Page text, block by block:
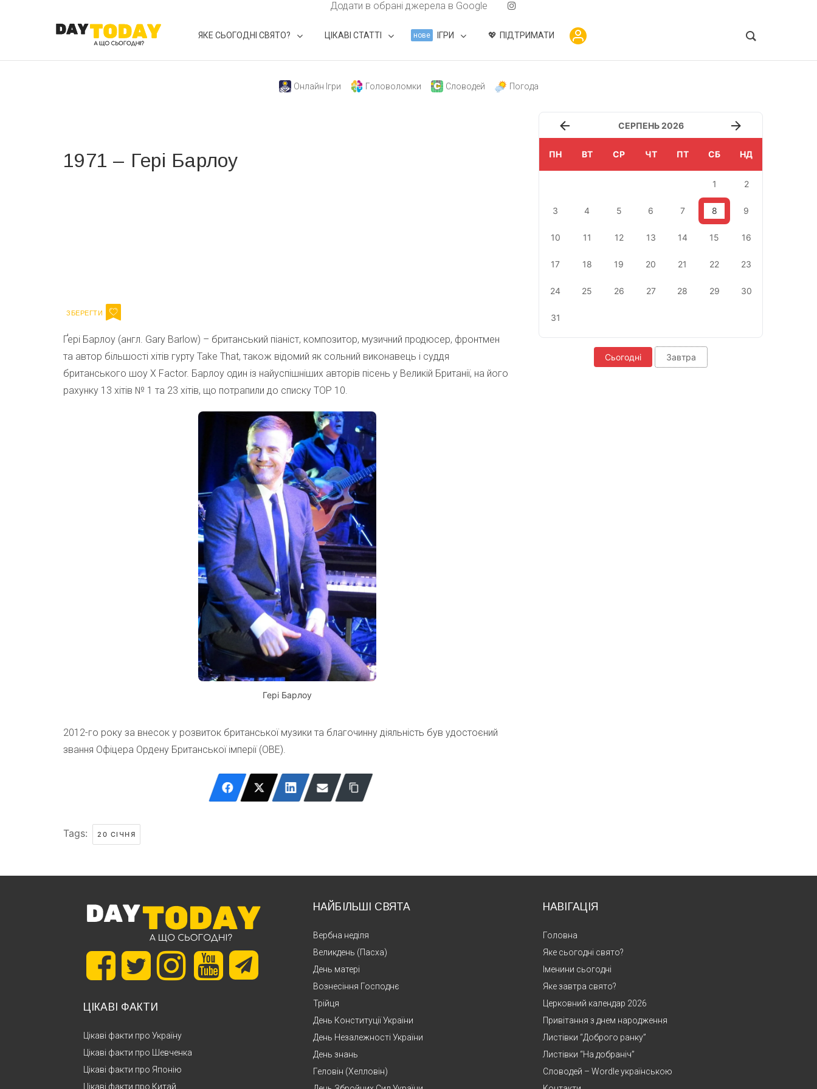
Додати в обрані джерела в Google
ЯКЕ СЬОГОДНІ СВЯТО? ЦІКАВІ СТАТТІ нове ІГРИ ПІДТРИМАТИ
Онлайн Ігри Головоломки Словодей Погода
1971 – Гері Барлоу
Ґері Барлоу (англ. Gary Barlow) – британський піаніст, композитор, музичний продюсер, фронтмен
та автор більшості хітів гурту Take That, також відомий як сольний виконавець і суддя
британського шоу X Factor. Барлоу один із найуспішніших авторів пісень у Великій Британії, на його
рахунку 13 хітів № 1 та 23 хітів, що потрапили до списку TOP 10.
Гері Барлоу
2012-го року за внесок у розвиток британської музики та благочинну діяльність був удостоєний
звання Офіцера Ордену Британської імперії (OBE).
Tags: 20 СІЧНЯ
СЕРПЕНЬ 2026
ПН ВТ СР ЧТ ПТ СБ НД
1 2
3 4 5 6 7 8 9
10 11 12 13 14 15 16
17 18 19 20 21 22 23
24 25 26 27 28 29 30
31
Сьогодні Завтра
ЦІКАВІ ФАКТИ
Цікаві факти про Україну
Цікаві факти про Шевченка
Цікаві факти про Японію
Цікаві факти про Китай
НАЙБІЛЬШІ СВЯТА
Вербна неділя
Великдень (Пасха)
День матері
Вознесіння Господнє
Трійця
День Конституції України
День Незалежності України
День знань
Геловін (Хелловін)
НАВІГАЦІЯ
Головна
Яке сьогодні свято?
Іменини сьогодні
Яке завтра свято?
Церковний календар 2026
Привітання з днем народження
Листівки “Доброго ранку”
Листівки “На добраніч”
Словодей – Wordle українською